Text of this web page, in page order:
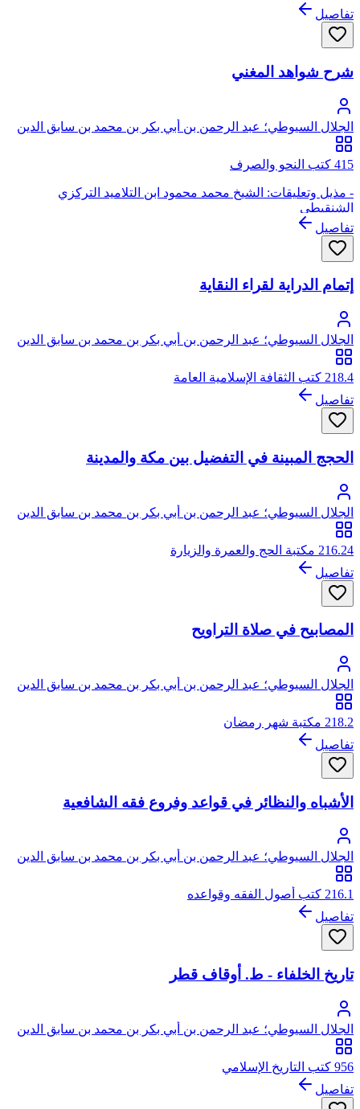
تفاصيل
شرح شواهد المغني
الجلال السيوطي؛ عبد الرحمن بن أبي بكر بن محمد بن سابق الدين
الخضيري السيوطي، جلال الدين
415 كتب النحو والصرف
- مذيل وتعليقات: الشيخ محمد محمود ابن التلاميد التركزي
الشنقيطي
تفاصيل
إتمام الدراية لقراء النقاية
الجلال السيوطي؛ عبد الرحمن بن أبي بكر بن محمد بن سابق الدين
الخضيري السيوطي، جلال الدين
218.4 كتب الثقافة الإسلامية العامة
تفاصيل
الحجج المبينة في التفضيل بين مكة والمدينة
الجلال السيوطي؛ عبد الرحمن بن أبي بكر بن محمد بن سابق الدين
الخضيري السيوطي، جلال الدين
216.24 مكتبة الحج والعمرة والزيارة
تفاصيل
المصابيح في صلاة التراويح
الجلال السيوطي؛ عبد الرحمن بن أبي بكر بن محمد بن سابق الدين
الخضيري السيوطي، جلال الدين
218.2 مكتبة شهر رمضان
تفاصيل
الأشباه والنظائر في قواعد وفروع فقه الشافعية
الجلال السيوطي؛ عبد الرحمن بن أبي بكر بن محمد بن سابق الدين
الخضيري السيوطي، جلال الدين
216.1 كتب أصول الفقه وقواعده
تفاصيل
تاريخ الخلفاء - ط. أوقاف قطر
الجلال السيوطي؛ عبد الرحمن بن أبي بكر بن محمد بن سابق الدين
الخضيري السيوطي، جلال الدين
956 كتب التاريخ الإسلامي
تفاصيل